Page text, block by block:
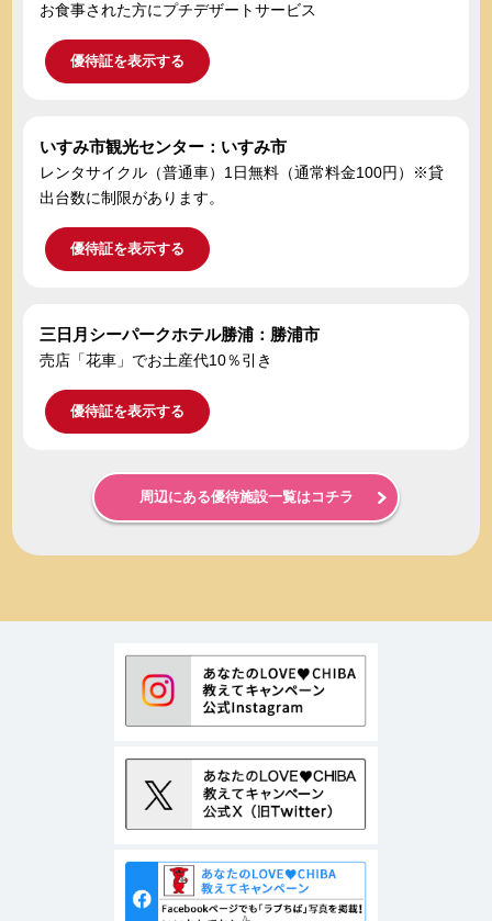
お食事された方にプチデザートサービス
優待証を表示する
いすみ市観光センター：いすみ市
レンタサイクル（普通車）1日無料（通常料金100円）※貸
出台数に制限があります。
優待証を表示する
三日月シーパークホテル勝浦：勝浦市
売店「花車」でお土産代10％引き
優待証を表示する
周辺にある優待施設一覧はコチラ